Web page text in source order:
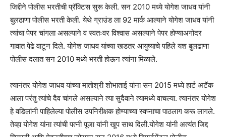
जिद्दीने पोलीस भरतीची प्रॅक्टिस सुरू केली. सन 2010 मध्ये योगेश जाधव यांनी
बुलढाणा पोलीस भरती केली. येथे ग्राउंड ला 92 मार्क आल्याने योगेश जाधव यांनी
त्यांचा पेपर चांगला असल्याने व स्वतःवर विश्वास असल्याने पेपर होण्याअगोदर
गावात पेढे वाटून दिले. योगेश जाधव यांच्या खडतर आयुष्याचे पहिले यश बुलढाणा
पोलीस दलात सन 2010 मध्ये भरती होऊन त्यांना मिळाले.
त्यानंतर योगेश जाधव यांच्या मातोश्री शोभाताई यांना सन 2015 मध्ये हार्ट अटॅक
आला परंतु त्यांचे दैव चांगले असल्याने त्या सुदैवाने त्यामध्ये वाचल्या. त्यानंतर योगेश
हे वडिलांनी पाहिलेल्या पोलीस उपनिरीक्षक होण्याच्या स्वप्नाचा पाठलाग करू लागले.
तेव्हा योगेश यांना त्यांची पत्नी पूजा यांनी खूप साथ दिली.योगेश यांनी अत्यंत जिद्द